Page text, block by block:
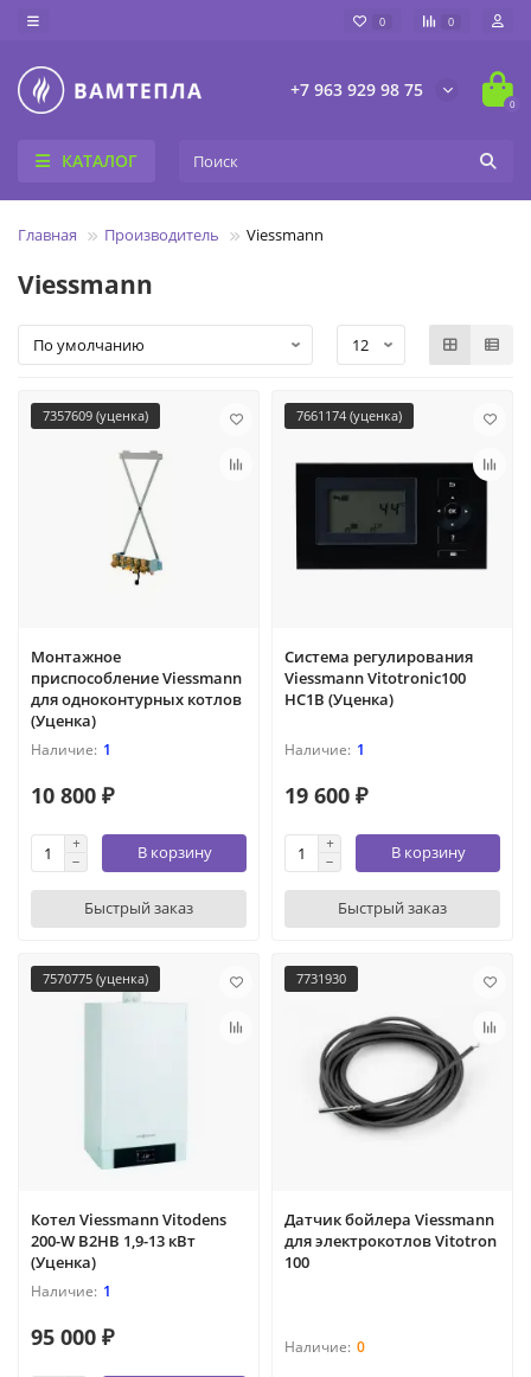
0 0
+7 963 929 98 75
0
КАТАЛОГ
Главная Производитель Viessmann
Viessmann
7357609 (уценка)
Монтажное
приспособление Viessmann
для одноконтурных котлов
(Уценка)
1
10 800 ₽
В корзину
Быстрый заказ
7661174 (уценка)
Система регулирования
Viessmann Vitotronic100
HC1B (Уценка)
1
19 600 ₽
В корзину
Быстрый заказ
7570775 (уценка)
Котел Viessmann Vitodens
200-W B2HB 1,9-13 кВт
(Уценка)
1
95 000 ₽
7731930
Датчик бойлера Viessmann
для электрокотлов Vitotron
100
0